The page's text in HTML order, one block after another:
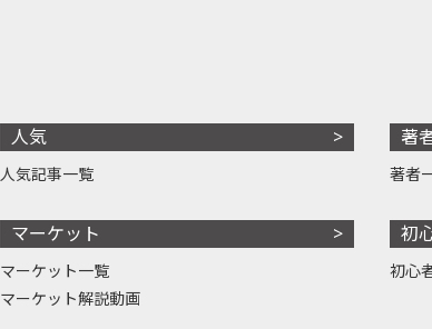
人気
人気記事一覧
マーケット
マーケット一覧
マーケット解説動画
著
著者
初
初心